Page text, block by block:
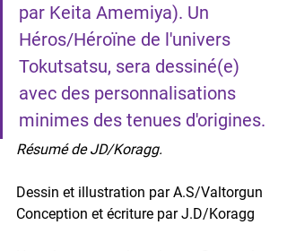
par Keita Amemiya). Un
Héros/Héroïne de l'univers
Tokutsatsu, sera dessiné(e)
avec des personnalisations
minimes des tenues d'origines.
Résumé de JD/Koragg.
Dessin et illustration par A.S/Valtorgun
Conception et écriture par J.D/Koragg